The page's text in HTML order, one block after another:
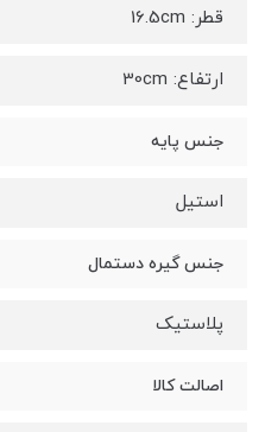
قطر: 16.5cm
ارتفاع: 30cm
جنس پایه
استیل
جنس گیره دستمال
پلاستیک
اصالت کالا